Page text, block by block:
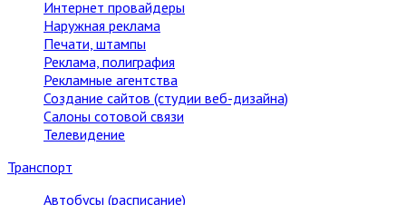
Интернет провайдеры
Наружная реклама
Печати, штампы
Реклама, полиграфия
Рекламные агентства
Создание сайтов (студии веб-дизайна)
Салоны сотовой связи
Телевидение
Транспорт
Автобусы (расписание)